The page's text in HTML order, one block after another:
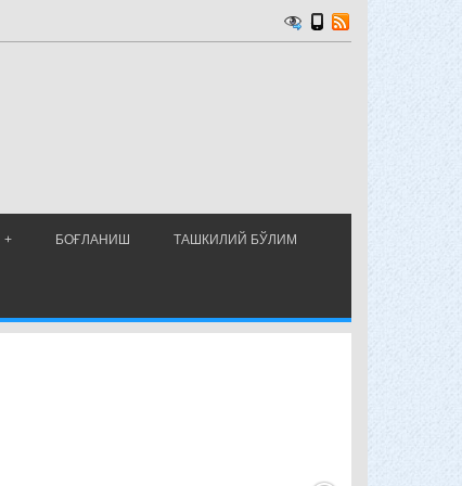
БОҒЛАНИШ ТАШКИЛИЙ БЎЛИМ